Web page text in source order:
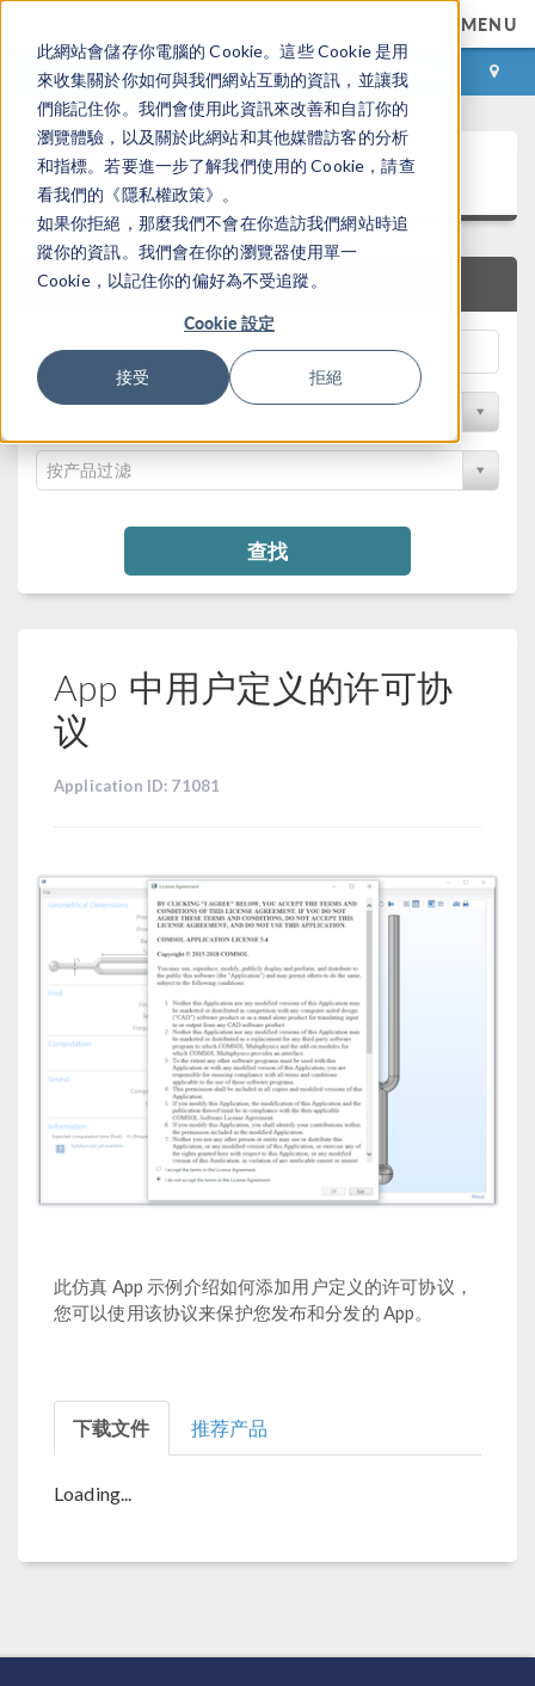
此網站會儲存你電腦的 Cookie。這些 Cookie 是用
來收集關於你如何與我們網站互動的資訊，並讓我
們能記住你。我們會使用此資訊來改善和自訂你的
瀏覽體驗，以及關於此網站和其他媒體訪客的分析
和指標。若要進一步了解我們使用的 Cookie，請查
看我們的《隱私權政策》。
如果你拒絕，那麼我們不會在你造訪我們網站時追
蹤你的資訊。我們會在你的瀏覽器使用單一
Cookie，以記住你的偏好為不受追蹤。
Cookie 設定
接受 拒絕
MENU
登录 咨询与购买
案例下载
快速搜索
按学科过滤
按产品过滤
查找
App 中用户定义的许可协
议
Application ID: 71081
此仿真 App 示例介绍如何添加用户定义的许可协议，
您可以使用该协议来保护您发布和分发的 App。
下载文件 推荐产品
Loading...